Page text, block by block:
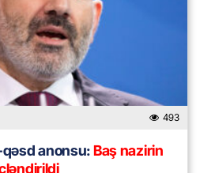
493
anonsu:Baş nazirin